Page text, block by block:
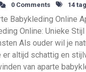
0 Comments
14
Babykleding Online
Online: Unieke
Als ouder wil je
er altijd schattig en
van aparte